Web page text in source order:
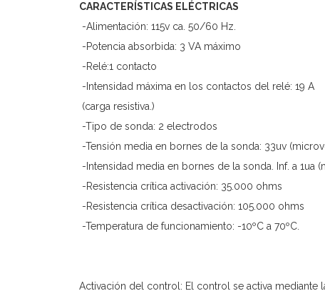
CARACTERÍSTICAS ELÉCTRICAS
-Alimentación: 115v ca. 50/60 Hz.
-Potencia absorbida: 3 VA máximo
-Relé:1 contacto
-Intensidad máxima en los contactos del relé: 19 A
(carga resistiva.)
-Tipo de sonda: 2 electrodos
-Tensión media en bornes de la sonda: 33uv
-Intensidad media en bornes de la sonda. Inf. a 1ua
-Resistencia crítica activación: 35.000 ohms
-Resistencia crítica desactivación: 105.000 ohms
-Temperatura de funcionamiento: -10ºC a 70ºC.
Activación del control: El control se activa mediante